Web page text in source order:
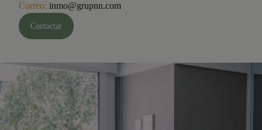
Correo: inmo@grupnn.com
Contactar